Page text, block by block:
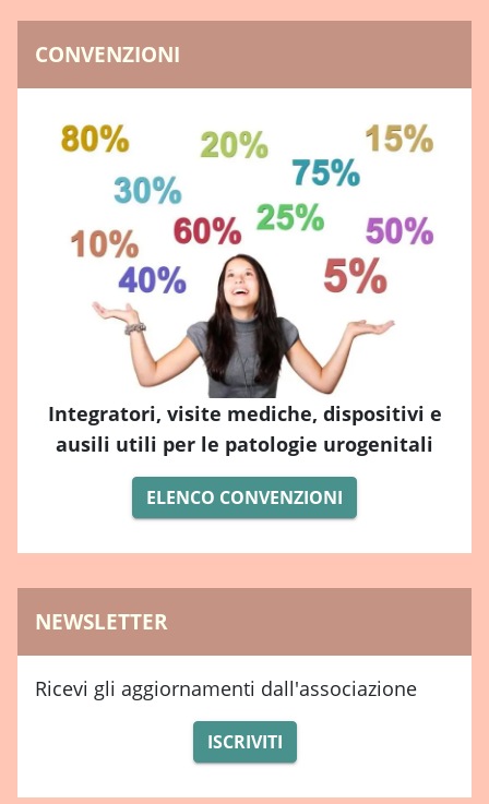
CONVENZIONI
Integratori, visite mediche, dispositivi e
ausili utili per le patologie urogenitali
ELENCO CONVENZIONI
NEWSLETTER
Ricevi gli aggiornamenti dall'associazione
ISCRIVITI